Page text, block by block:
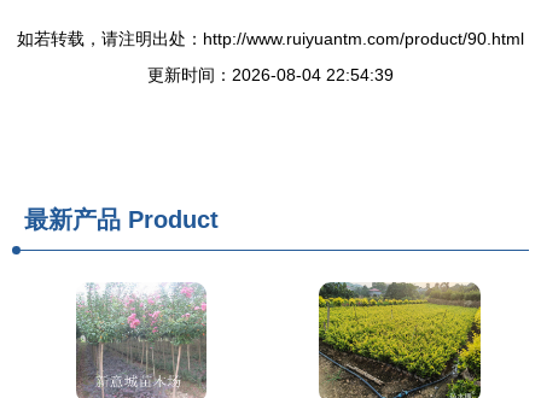
如若转载，请注明出处：http://www.ruiyuantm.com/product/90.html
更新时间：2026-08-04 22:54:39
最新产品 Product